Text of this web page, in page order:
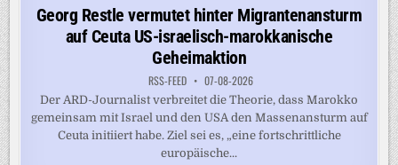
in
Georg Restle vermutet hinter Migrantenansturm
auf Ceuta US-israelisch-marokkanische
Geheimaktion
RSS-FEED 07-08-2026
Der ARD-Journalist verbreitet die Theorie, dass Marokko
gemeinsam mit Israel und den USA den Massenansturm auf
Ceuta initiiert habe. Ziel sei es, „eine fortschrittliche
europäische...